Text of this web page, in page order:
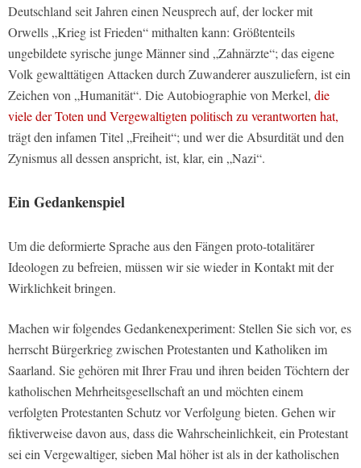
Deutschland seit Jahren einen Neusprech auf, der locker mit
Orwells „Krieg ist Frieden“ mithalten kann: Größtenteils
ungebildete syrische junge Männer sind „Zahnärzte“; das eigene
Volk gewalttätigen Attacken durch Zuwanderer auszuliefern, ist ein
Zeichen von „Humanität“. Die Autobiographie von Merkel, die
viele der Toten und Vergewaltigten politisch zu verantworten hat,
trägt den infamen Titel „Freiheit“; und wer die Absurdität und den
Zynismus all dessen anspricht, ist, klar, ein „Nazi“.
Ein Gedankenspiel
Um die deformierte Sprache aus den Fängen proto-totalitärer
Ideologen zu befreien, müssen wir sie wieder in Kontakt mit der
Wirklichkeit bringen.
Machen wir folgendes Gedankenexperiment: Stellen Sie sich vor, es
herrscht Bürgerkrieg zwischen Protestanten und Katholiken im
Saarland. Sie gehören mit Ihrer Frau und ihren beiden Töchtern der
katholischen Mehrheitsgesellschaft an und möchten einem
verfolgten Protestanten Schutz vor Verfolgung bieten. Gehen wir
fiktiverweise davon aus, dass die Wahrscheinlichkeit, ein Protestant
sei ein Vergewaltiger, sieben Mal höher ist als in der katholischen